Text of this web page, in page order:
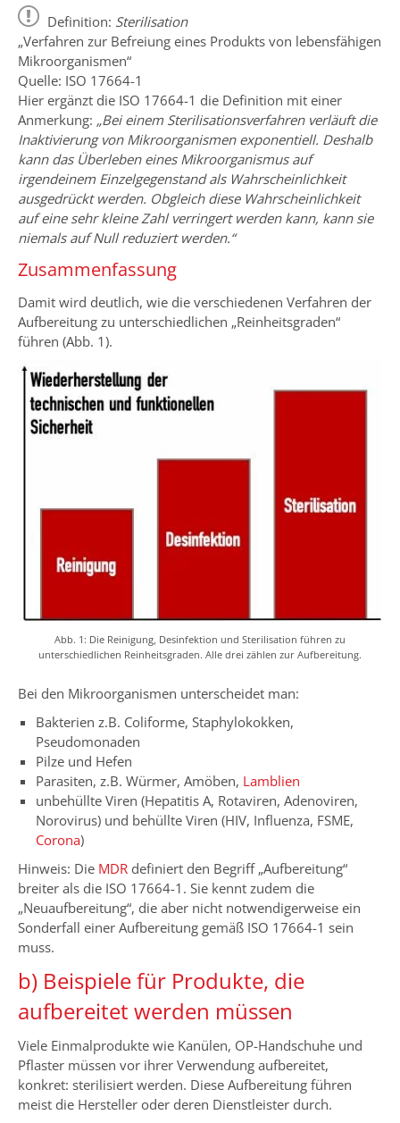
Definition: Sterilisation
„Verfahren zur Befreiung eines Produkts von lebensfähigen
Mikroorganismen“
Quelle: ISO 17664-1
Hier ergänzt die ISO 17664-1 die Definition mit einer
Anmerkung: „Bei einem Sterilisationsverfahren verläuft die
Inaktivierung von Mikroorganismen exponentiell. Deshalb
kann das Überleben eines Mikroorganismus auf
irgendeinem Einzelgegenstand als Wahrscheinlichkeit
ausgedrückt werden. Obgleich diese Wahrscheinlichkeit
auf eine sehr kleine Zahl verringert werden kann, kann sie
niemals auf Null reduziert werden.“
Zusammenfassung
Damit wird deutlich, wie die verschiedenen Verfahren der
Aufbereitung zu unterschiedlichen „Reinheitsgraden“
führen (Abb. 1).
Abb. 1: Die Reinigung, Desinfektion und Sterilisation führen zu
unterschiedlichen Reinheitsgraden. Alle drei zählen zur Aufbereitung.
Bei den Mikroorganismen unterscheidet man:
Bakterien z.B. Coliforme, Staphylokokken,
Pseudomonaden
Pilze und Hefen
Parasiten, z.B. Würmer, Amöben, Lamblien
unbehüllte Viren (Hepatitis A, Rotaviren, Adenoviren,
Norovirus) und behüllte Viren (HIV, Influenza, FSME,
Corona)
Hinweis: Die MDR definiert den Begriff „Aufbereitung“
breiter als die ISO 17664-1. Sie kennt zudem die
„Neuaufbereitung“, die aber nicht notwendigerweise ein
Sonderfall einer Aufbereitung gemäß ISO 17664-1 sein
muss.
b) Beispiele für Produkte, die
aufbereitet werden müssen
Viele Einmalprodukte wie Kanülen, OP-Handschuhe und
Pflaster müssen vor ihrer Verwendung aufbereitet,
konkret: sterilisiert werden. Diese Aufbereitung führen
meist die Hersteller oder deren Dienstleister durch.